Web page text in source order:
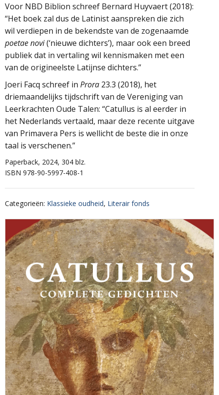
Voor NBD Biblion schreef Bernard Huyvaert (2018):
“Het boek zal dus de Latinist aanspreken die zich
wil verdiepen in de bekendste van de zogenaamde
poetae novi(‘nieuwe dichters’), maar ook een breed
publiek dat in vertaling wil kennismaken met een
van de origineelste Latijnse dichters.”
Joeri Facq schreef in Prora 23.3 (2018), het
driemaandelijks tijdschrift van de Vereniging van
Leerkrachten Oude Talen: “Catullus is al eerder in
het Nederlands vertaald, maar deze recente uitgave
van Primavera Pers is wellicht de beste die in onze
taal is verschenen.”
Paperback, 2024, 304 blz.
ISBN 978-90-5997-408-1
Categorieën: Klassieke oudheid, Literair fonds